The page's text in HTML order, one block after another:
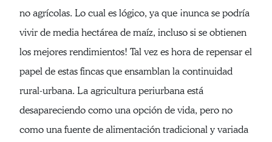
no agrícolas. Lo cual es lógico, ya que ¡nunca se podría
vivir de media hectárea de maíz, incluso si se obtienen
los mejores rendimientos! Tal vez es hora de repensar el
papel de estas fincas que ensamblan la continuidad
rural-urbana. La agricultura periurbana está
desapareciendo como una opción de vida, pero no
como una fuente de alimentación tradicional y variada